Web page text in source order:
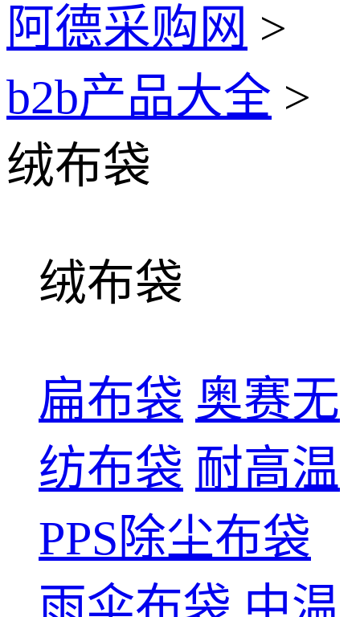
阿德采购网 >
b2b产品大全 >
绒布袋
绒布袋
扁布袋 奥赛无
纺布袋 耐高温
PPS除尘布袋